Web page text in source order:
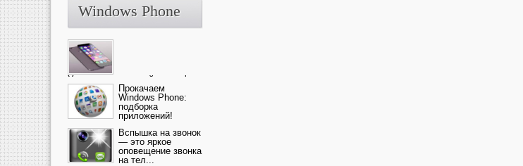
Windows Phone
Ультрасовременный смартфон
— это новика от компании Ap...
Прокачаем
Windows Phone:
подборка
приложений!
Вспышка на звонок
— это яркое
оповещение звонка
на тел...